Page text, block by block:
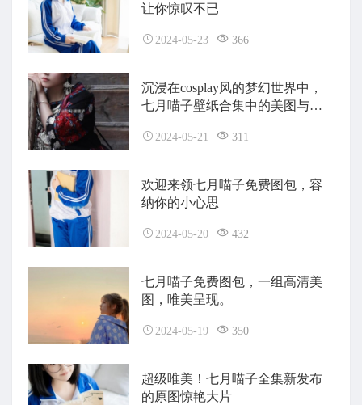
让你惊叹不已
2024-05-23 366
沉浸在cosplay风的梦幻世界中，
七月喵子壁纸合集中的美图与你
2024-05-21 311
欢迎来领七月喵子免费图包，容
纳你的小心思
2024-05-20 432
七月喵子免费图包，一组高清美
图，唯美呈现。
2024-05-19 350
超级唯美！七月喵子全集新发布
的原图惊艳大片